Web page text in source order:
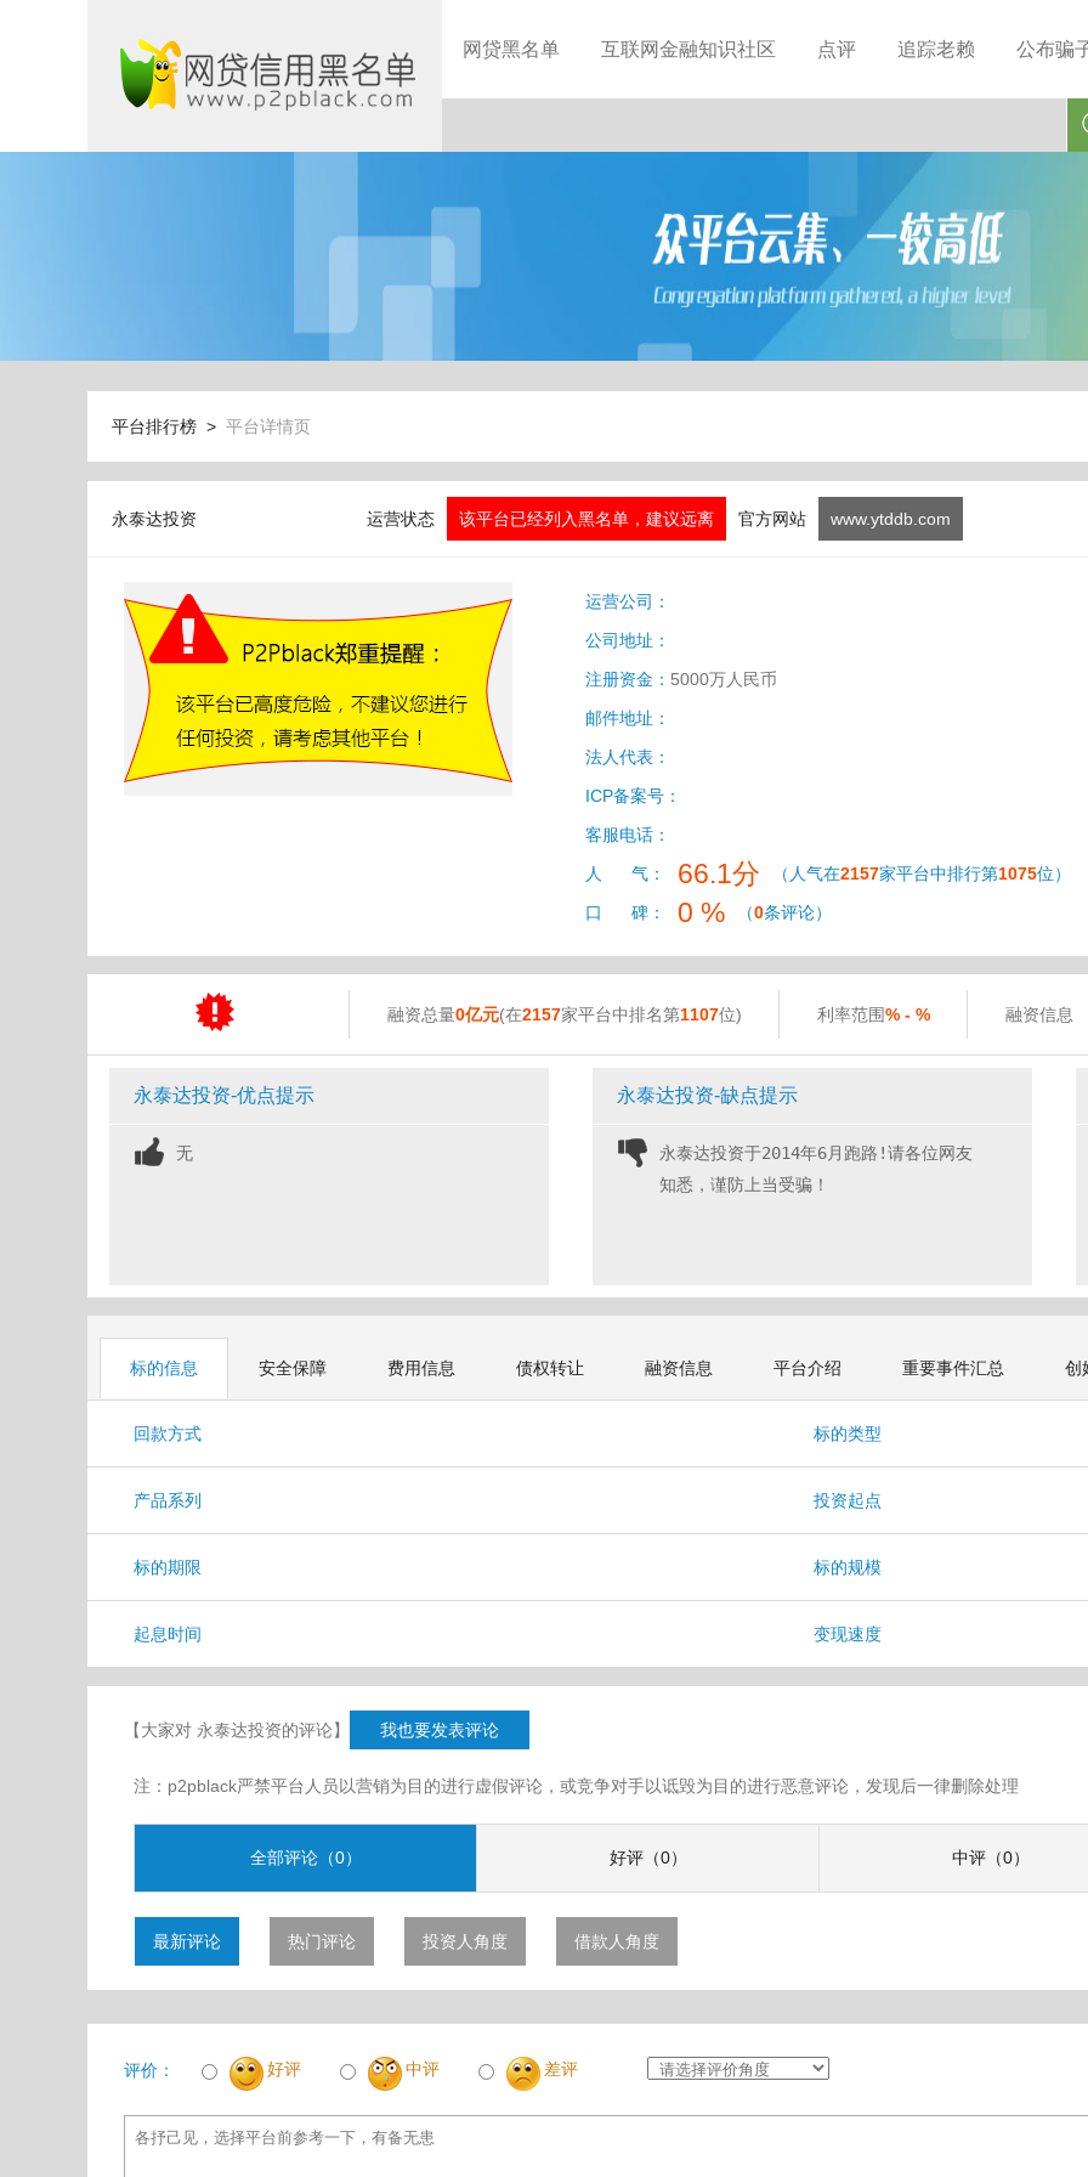
网贷黑名单 互联网金融知识社区 点评 追踪老赖 公布骗
平台排行榜 > 平台详情页
永泰达投资 运营状态 该平台已经列入黑名单，建议远离 官方网站 www.ytddb.com
运营公司：
公司地址：
注册资金： 5000万人民币
邮件地址：
法人代表：
ICP备案号：
客服电话：
人 气：
66.1分 （人气在2157家平台中排行第1075位）
口 碑：
0 % （0条评论）
融资总量0亿元(在2157家平台中排名第1107位) 利率范围% - % 融资信息
永泰达投资-优点提示
无
永泰达投资-缺点提示
永泰达投资于2014年6月跑路!请各位网友
知悉，谨防上当受骗！
标的信息 安全保障 费用信息 债权转让 融资信息 平台介绍 重要事件汇总 创
回款方式 标的类型
产品系列 投资起点
标的期限 标的规模
起息时间 变现速度
【大家对 永泰达投资的评论】 我也要发表评论
注：p2pblack严禁平台人员以营销为目的进行虚假评论，或竞争对手以诋毁为目的进行恶意评论，发现后一律删除处理
全部评论（0） 好评（0） 中评（0）
最新评论 热门评论 投资人角度 借款人角度
评价： 好评 中评 差评